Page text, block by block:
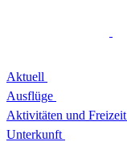
Aktuell
Ausflüge
Aktivitäten und Freizeit
Unterkunft